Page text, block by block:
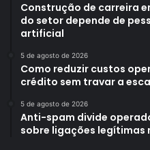
Construção de carreira
do setor depende de
artificial
5 de agosto de 2026
Como reduzir custos
crédito sem travar a
5 de agosto de 2026
Anti-spam divide
sobre ligações legítimas